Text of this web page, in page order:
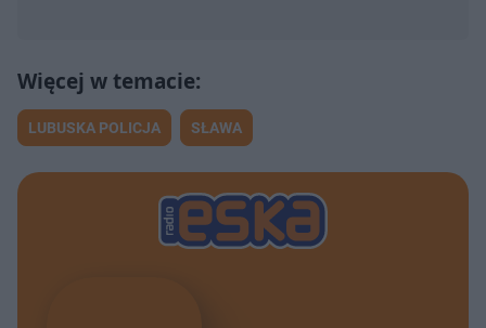
LUBUSKA POLICJA SŁAWA